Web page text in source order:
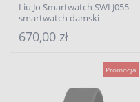
Liu Jo Smartwatch SWLJ055 -
smartwatch damski
670,00 zł
Promocja